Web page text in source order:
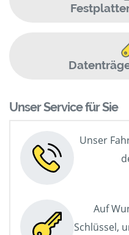
Unser Service für Sie
Unser
Auf
Schlüssel,